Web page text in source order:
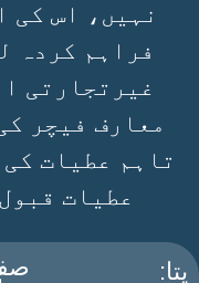
نہیں، اس کی
فراہم کردہ
غیرتجارتی
معارف فیچر
تاہم عطیات
عطیات
:پتا